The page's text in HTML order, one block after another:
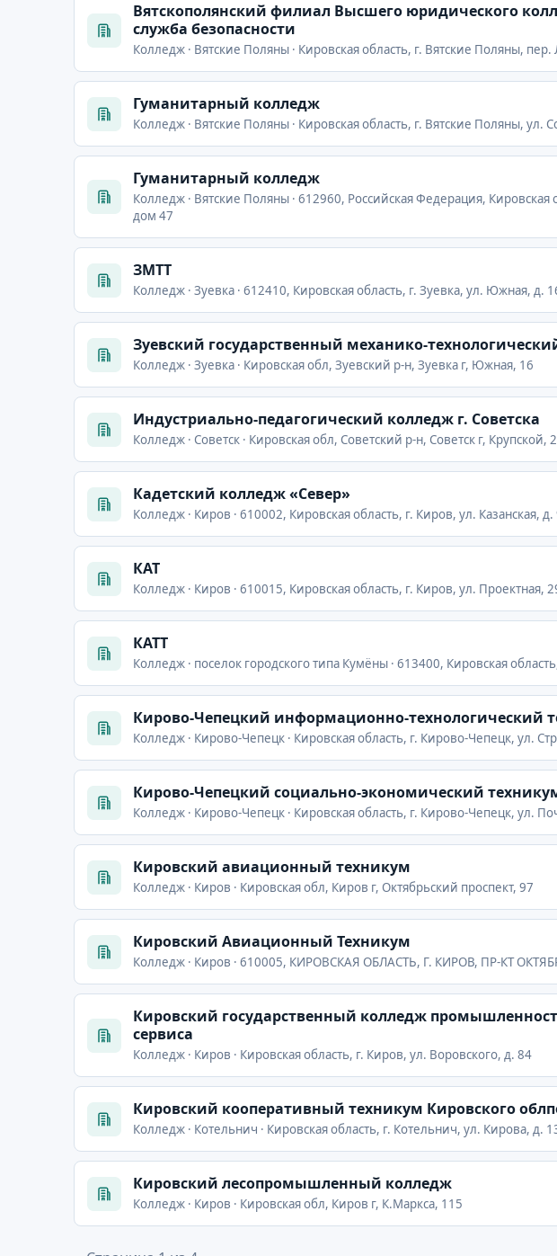
Вятскополянский филиал Высшего юридического
служба безопасности
Колледж · Вятские Поляны · Кировская область, г. Вятские Поляны,
Гуманитарный колледж
Колледж · Вятские Поляны · Кировская область, г. Вятские Поляны, ул.
Гуманитарный колледж
Колледж · Вятские Поляны · 612960, Российская Федерация, Кировская
дом 47
ЗМТТ
Колледж · Зуевка · 612410, Кировская область, г. Зуевка, ул. Южная, д.
Зуевский государственный механико-
Колледж · Зуевка · Кировская обл, Зуевский р-н, Зуевка г, Южная, 16
Индустриально-педагогический колледж г. Советска
Колледж · Советск · Кировская обл, Советский р-н, Советск г, Крупской,
Кадетский колледж «Север»
Колледж · Киров · 610002, Кировская область, г. Киров, ул. Казанская, д.
КАТ
Колледж · Киров · 610015, Кировская область, г. Киров, ул. Проектная,
КАТТ
Колледж · поселок городского типа Кумёны · 613400, Кировская
Кирово-Чепецкий информационно-технологический
Колледж · Кирово-Чепецк · Кировская область, г. Кирово-Чепецк, ул.
Кирово-Чепецкий социально-экономический
Колледж · Кирово-Чепецк · Кировская область, г. Кирово-Чепецк, ул.
Кировский авиационный техникум
Колледж · Киров · Кировская обл, Киров г, Октябрьский проспект, 97
Кировский Авиационный Техникум
Колледж · Киров · 610005, КИРОВСКАЯ ОБЛАСТЬ, Г. КИРОВ, ПР-КТ
Кировский государственный колледж
сервиса
Колледж · Киров · Кировская область, г. Киров, ул. Воровского, д. 84
Кировский кооперативный техникум Кировского
Колледж · Котельнич · Кировская область, г. Котельнич, ул. Кирова, д.
Кировский лесопромышленный колледж
Колледж · Киров · Кировская обл, Киров г, К.Маркса, 115